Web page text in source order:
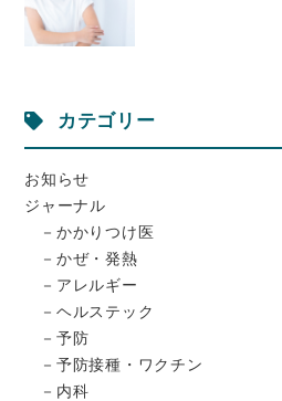
カテゴリー
お知らせ
ジャーナル
かかりつけ医
かぜ・発熱
アレルギー
ヘルステック
予防
予防接種・ワクチン
内科